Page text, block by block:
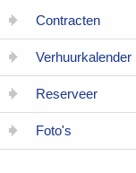
Contracten
Verhuurkalender
Reserveer
Foto's